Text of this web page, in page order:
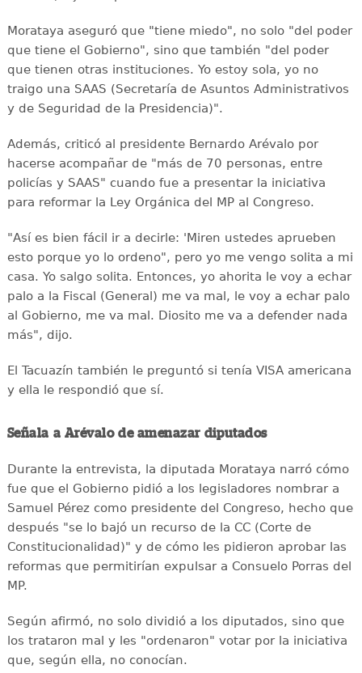
Morataya aseguró que "tiene miedo", no solo "del poder
que tiene el Gobierno", sino que también "del poder
que tienen otras instituciones. Yo estoy sola, yo no
traigo una SAAS (Secretaría de Asuntos Administrativos
y de Seguridad de la Presidencia)".
Además, criticó al presidente Bernardo Arévalo por
hacerse acompañar de "más de 70 personas, entre
policías y SAAS" cuando fue a presentar la iniciativa
para reformar la Ley Orgánica del MP al Congreso.
"Así es bien fácil ir a decirle: 'Miren ustedes aprueben
esto porque yo lo ordeno", pero yo me vengo solita a mi
casa. Yo salgo solita. Entonces, yo ahorita le voy a echar
palo a la Fiscal (General) me va mal, le voy a echar palo
al Gobierno, me va mal. Diosito me va a defender nada
más", dijo.
El Tacuazín también le preguntó si tenía VISA americana
y ella le respondió que sí.
Señala a Arévalo de amenazar diputados
Durante la entrevista, la diputada Morataya narró cómo
fue que el Gobierno pidió a los legisladores nombrar a
Samuel Pérez como presidente del Congreso, hecho que
después "se lo bajó un recurso de la CC (Corte de
Constitucionalidad)" y de cómo les pidieron aprobar las
reformas que permitirían expulsar a Consuelo Porras del
MP.
Según afirmó, no solo dividió a los diputados, sino que
los trataron mal y les "ordenaron" votar por la iniciativa
que, según ella, no conocían.